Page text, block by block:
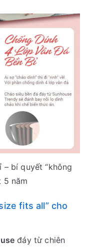
bí quyết “không
5 năm
fits all” cho
đáy từ chiên